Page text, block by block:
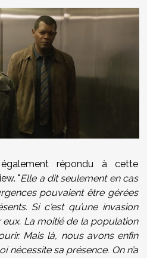
répondu à cette
"Elle a dit seulement en cas
pouvaient être gérées
Si c'est qu’une invasion
eux. La moitié de la population
Mais là, nous avons enfin
nécessite sa présence. On n’a